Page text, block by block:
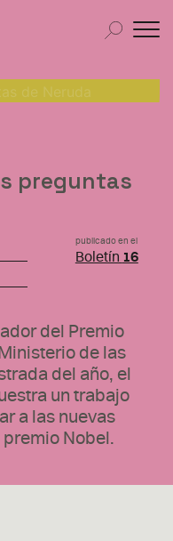
preguntas
publicado en el
Boletín 16
del Premio
de las
del año, el
un trabajo
a las nuevas
Nobel.